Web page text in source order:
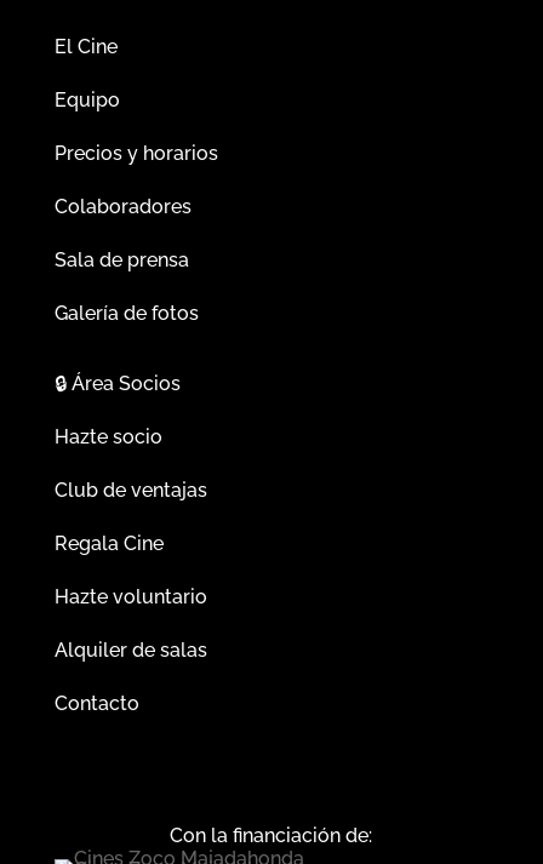
El Cine
Equipo
Precios y horarios
Colaboradores
Sala de prensa
Galería de fotos
🔒Área Socios
Hazte socio
Club de ventajas
Regala Cine
Hazte voluntario
Alquiler de salas
Contacto
Con la financiación de: